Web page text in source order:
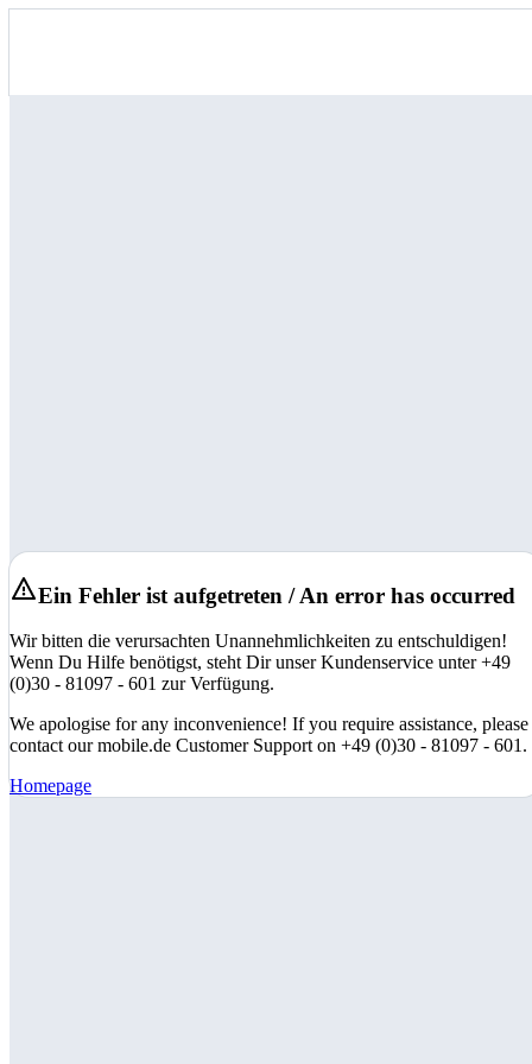
Ein Fehler ist aufgetreten / An error has occurred
Wir bitten die verursachten Unannehmlichkeiten zu entschuldigen!
Wenn Du Hilfe benötigst, steht Dir unser Kundenservice unter +49
(0)30 - 81097 - 601 zur Verfügung.
We apologise for any inconvenience! If you require assistance, please
contact our mobile.de Customer Support on +49 (0)30 - 81097 - 601.
Homepage